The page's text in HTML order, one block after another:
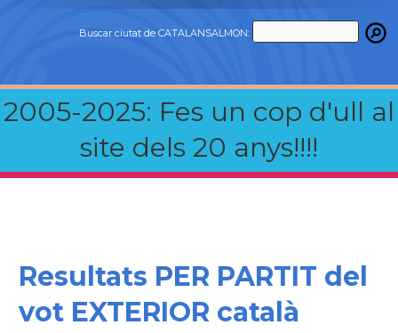
Buscar ciutat de CATALANSALMON:
2005-2025: Fes un cop d'ull al
site dels 20 anys!!!!
Resultats PER PARTIT del
vot EXTERIOR català